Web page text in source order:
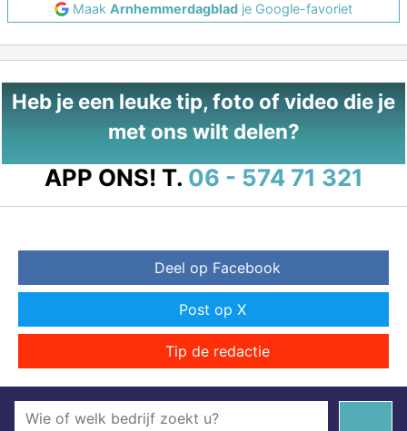
Maak Arnhemmerdagblad je Google-favoriet
Heb je een leuke tip, foto of video die je
met ons wilt delen?
APP ONS! T. 06 - 574 71 321
Deel op Facebook
Post op X
Tip de redactie